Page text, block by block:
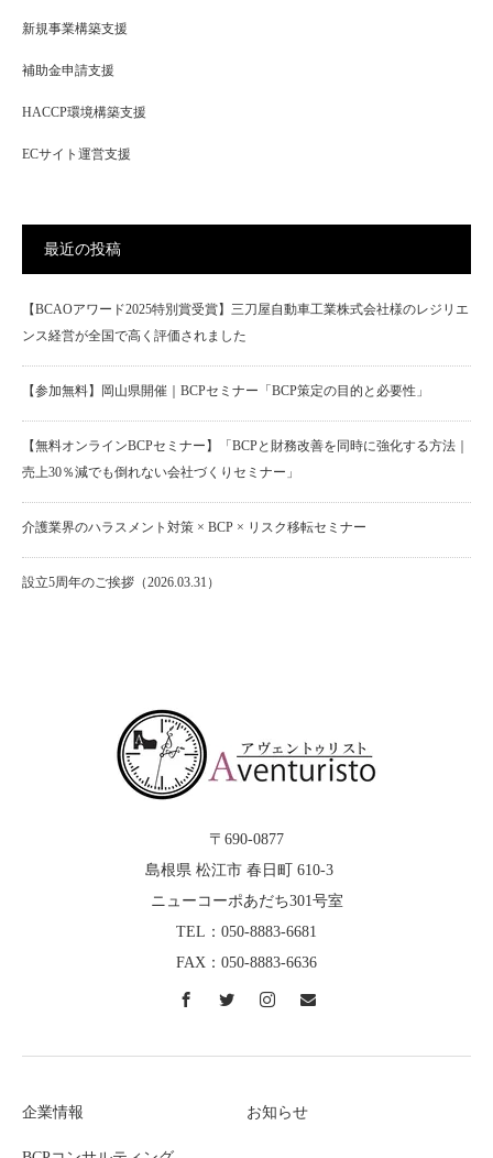
新規事業構築支援
補助金申請支援
HACCP環境構築支援
ECサイト運営支援
最近の投稿
【BCAOアワード2025特別賞受賞】三刀屋自動車工業株式会社様のレジリエ
ンス経営が全国で高く評価されました
【参加無料】岡山県開催｜BCPセミナー「BCP策定の目的と必要性」
【無料オンラインBCPセミナー】「BCPと財務改善を同時に強化する方法｜
売上30％減でも倒れない会社づくりセミナー」
介護業界のハラスメント対策 × BCP × リスク移転セミナー
設立5周年のご挨拶（2026.03.31）
〒690-0877
島根県 松江市 春日町 610-3
ニューコーポあだち301号室
TEL：050-8883-6681
FAX：050-8883-6636
企業情報 お知らせ